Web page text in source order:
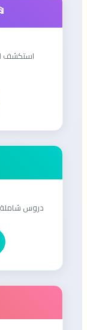
استكشف
دروس شاملة